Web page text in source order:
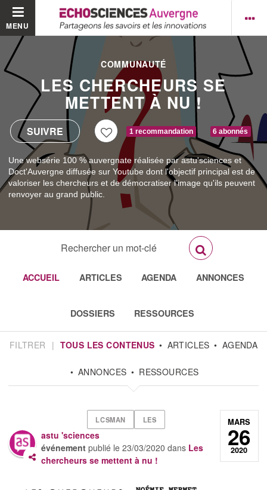
MENU
COMMUNAUTÉ
LES CHERCHEURS SE
METTENT À NU !
1 recommandation 6 abonnés
Une websérie 100 % auvergnate réalisée par astu'sciences et
Doct'Auvergne diffusée sur Youtube dont l'objectif principal est de
valoriser les chercheurs et de démocratiser l'image qu'ils peuvent
renvoyer au grand public.
ACCUEIL ARTICLES AGENDA ANNONCES
DOSSIERS RESSOURCES
FILTRER | TOUS LES CONTENUS ARTICLES AGENDA
ANNONCES RESSOURCES
LCSMAN LES
astu 'sciences
événement publié le23/03/2020 dans Les
chercheurs se mettent à nu !
MARS
26
2020